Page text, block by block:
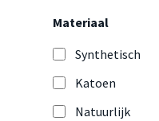
Materiaal
Synthetisch
Katoen
Natuurlijk